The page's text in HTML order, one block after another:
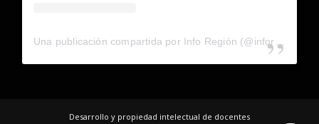
Una publicación compartida por Info Región (@inforegion_redes)
Desarrollo y propiedad intelectual de docentes